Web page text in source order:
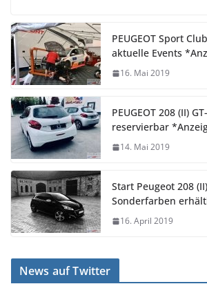
PEUGEOT Sport
aktuelle Events
16. Mai 2019
PEUGEOT 208 (II)
reservierbar
14. Mai 2019
Start Peugeot 208
Sonderfarben
16. April 2019
News auf Twitter